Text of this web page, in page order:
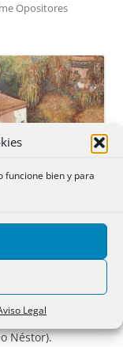
funcione bien y para
Legal
Opositores
Néstor).